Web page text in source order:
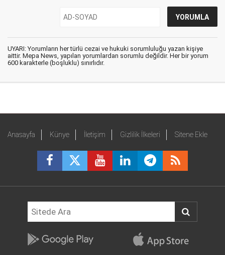
UYARI: Yorumların her türlü cezai ve hukuki sorumluluğu yazan kişiye
aittir. Mepa News, yapılan yorumlardan sorumlu değildir. Her bir yorum
600 karakterle (boşluklu) sınırlıdır.
Anasayfa Künye İletişim Gizlilik İlkeleri Sitene Ekle